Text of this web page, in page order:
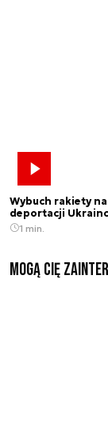
Wybuch rakiety
deportacji
1 min.
Mogą Cię